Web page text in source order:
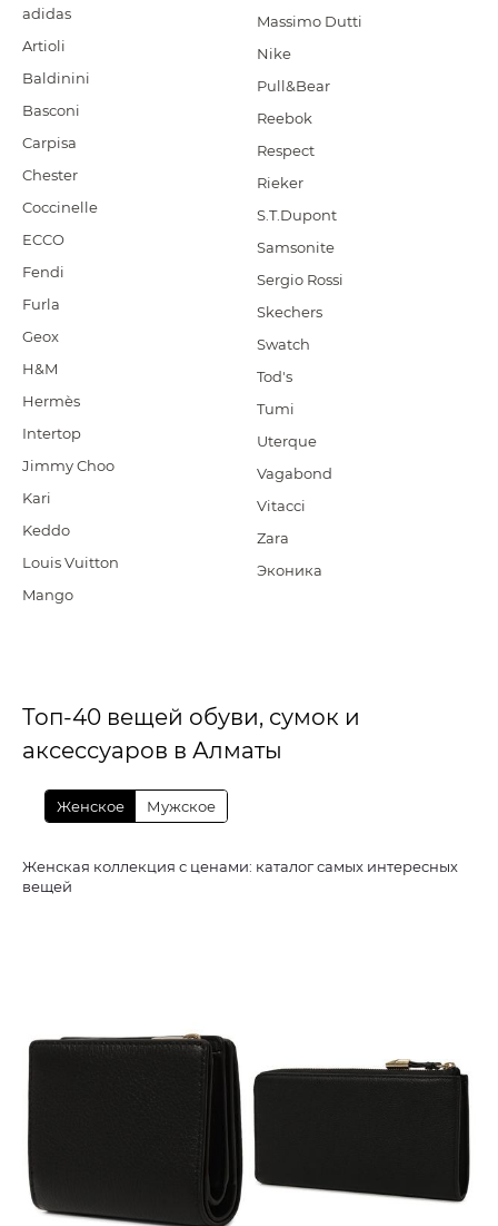
adidas
Artioli
Baldinini
Basconi
Carpisa
Chester
Coccinelle
ECCO
Fendi
Furla
Geox
H&M
Hermès
Intertop
Jimmy Choo
Kari
Keddo
Louis Vuitton
Mango
Massimo Dutti
Nike
Pull&Bear
Reebok
Respect
Rieker
S.T.Dupont
Samsonite
Sergio Rossi
Skechers
Swatch
Tod's
Tumi
Uterque
Vagabond
Vitacci
Zara
Эконика
Топ-40 вещей обуви, сумок и
аксессуаров в Алматы
Женское Мужское
Женская коллекция с ценами: каталог самых интересных
вещей